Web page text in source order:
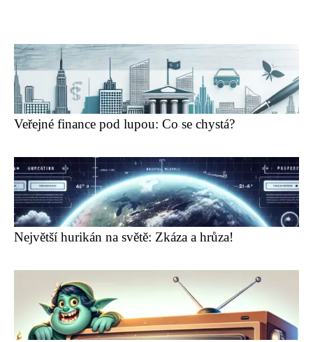
Veřejné finance pod lupou: Co se chystá?
Největší hurikán na světě: Zkáza a hrůza!